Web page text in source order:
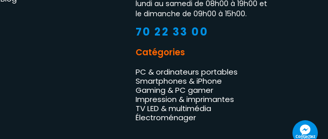
lundi au samedi de 08h00 à 19h00 et
le dimanche de 09h00 à 15h00.
70 22 33 00
Catégories
PC & ordinateurs portables
Smartphones & iPhone
Gaming & PC gamer
Impression & imprimantes
TV LED & multimédia
Électroménager
Contactez